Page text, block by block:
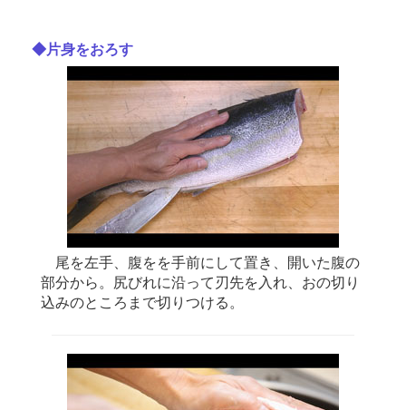
◆片身をおろす
尾を左手、腹をを手前にして置き、開いた腹の
部分から。尻びれに沿って刃先を入れ、おの切り
込みのところまで切りつける。